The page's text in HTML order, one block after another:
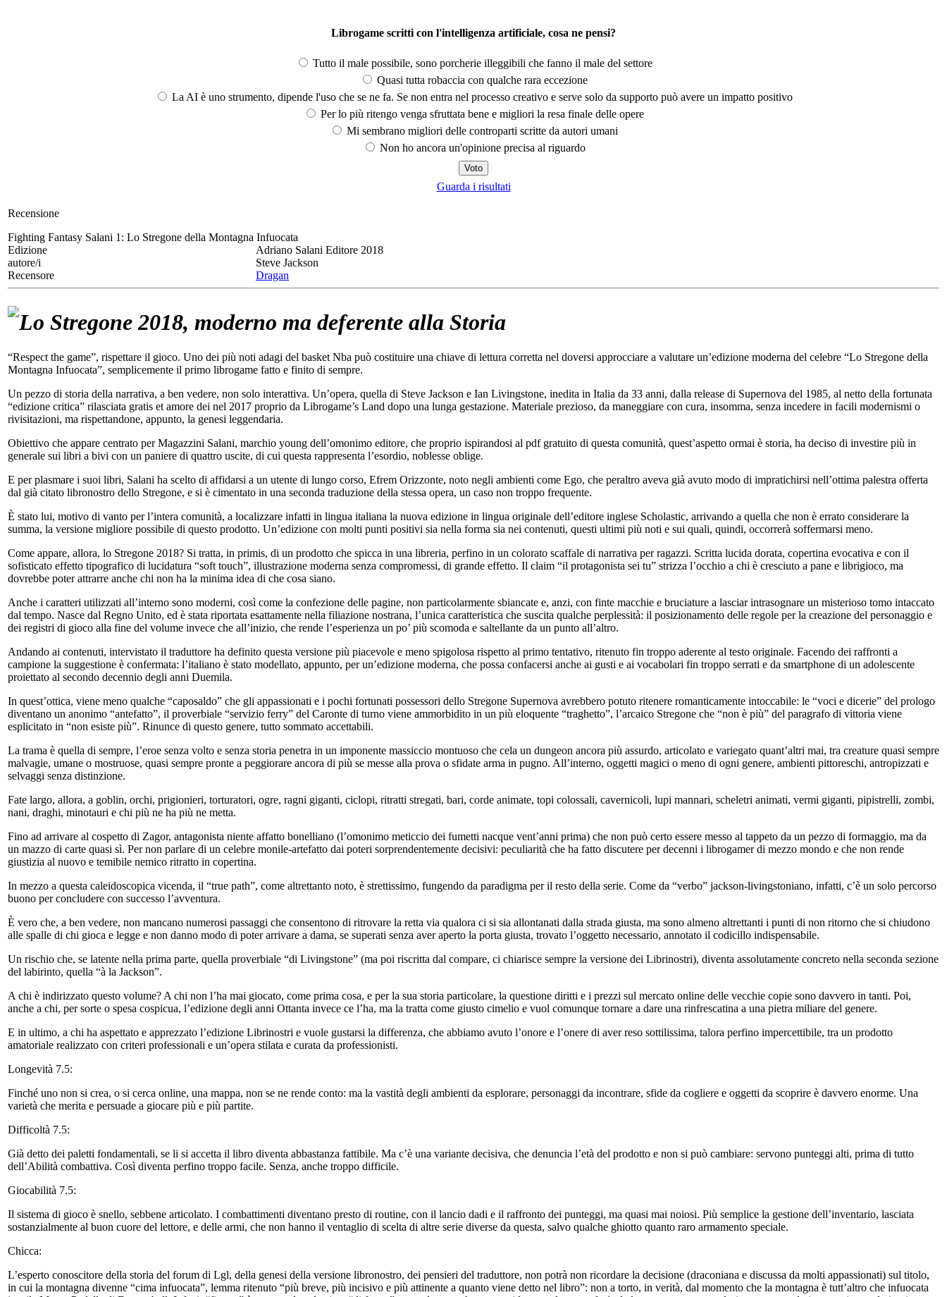
Librogame scritti con l'intelligenza artificiale, cosa ne pensi?
Tutto il male possibile, sono porcherie illeggibili che fanno il male del settore
Quasi tutta robaccia con qualche rara eccezione
La AI è uno strumento, dipende l'uso che se ne fa. Se non entra nel processo creativo e serve solo da supporto può avere un impatto positivo
Per lo più ritengo venga sfruttata bene e migliori la resa finale delle opere
Mi sembrano migliori delle controparti scritte da autori umani
Non ho ancora un'opinione precisa al riguardo
Guarda i risultati
Recensione
Fighting Fantasy Salani 1: Lo Stregone della Montagna Infuocata
Edizione
Adriano Salani Editore 2018
autore/i
Steve Jackson
Recensore
Dragan
Lo Stregone 2018, moderno ma deferente alla Storia
“Respect the game”, rispettare il gioco. Uno dei più noti adagi del basket Nba può costituire una chiave di lettura corretta nel doversi approcciare a valutare un’edizione moderna del celebre “Lo Stregone della
Montagna Infuocata”, semplicemente il primo librogame fatto e finito di sempre.
Un pezzo di storia della narrativa, a ben vedere, non solo interattiva. Un’opera, quella di Steve Jackson e Ian Livingstone, inedita in Italia da 33 anni, dalla release di Supernova del 1985, al netto della fortunata
“edizione critica” rilasciata gratis et amore dei nel 2017 proprio da Librogame’s Land dopo una lunga gestazione. Materiale prezioso, da maneggiare con cura, insomma, senza incedere in facili modernismi o
rivisitazioni, ma rispettandone, appunto, la genesi leggendaria.
Obiettivo che appare centrato per Magazzini Salani, marchio young dell’omonimo editore, che proprio ispirandosi al pdf gratuito di questa comunità, quest’aspetto ormai è storia, ha deciso di investire più in
generale sui libri a bivi con un paniere di quattro uscite, di cui questa rappresenta l’esordio, noblesse oblige.
E per plasmare i suoi libri, Salani ha scelto di affidarsi a un utente di lungo corso, Efrem Orizzonte, noto negli ambienti come Ego, che peraltro aveva già avuto modo di impratichirsi nell’ottima palestra offerta
dal già citato libronostro dello Stregone, e si è cimentato in una seconda traduzione della stessa opera, un caso non troppo frequente.
È stato lui, motivo di vanto per l’intera comunità, a localizzare infatti in lingua italiana la nuova edizione in lingua originale dell’editore inglese Scholastic, arrivando a quella che non è errato considerare la
summa, la versione migliore possibile di questo prodotto. Un’edizione con molti punti positivi sia nella forma sia nei contenuti, questi ultimi più noti e sui quali, quindi, occorrerà soffermarsi meno.
Come appare, allora, lo Stregone 2018? Si tratta, in primis, di un prodotto che spicca in una libreria, perfino in un colorato scaffale di narrativa per ragazzi. Scritta lucida dorata, copertina evocativa e con il
sofisticato effetto tipografico di lucidatura “soft touch”, illustrazione moderna senza compromessi, di grande effetto. Il claim “il protagonista sei tu” strizza l’occhio a chi è cresciuto a pane e librigioco, ma
dovrebbe poter attrarre anche chi non ha la minima idea di che cosa siano.
Anche i caratteri utilizzati all’interno sono moderni, così come la confezione delle pagine, non particolarmente sbiancate e, anzi, con finte macchie e bruciature a lasciar intrasognare un misterioso tomo intaccato
dal tempo. Nasce dal Regno Unito, ed è stata riportata esattamente nella filiazione nostrana, l’unica caratteristica che suscita qualche perplessità: il posizionamento delle regole per la creazione del personaggio e
dei registri di gioco alla fine del volume invece che all’inizio, che rende l’esperienza un po’ più scomoda e saltellante da un punto all’altro.
Andando ai contenuti, intervistato il traduttore ha definito questa versione più piacevole e meno spigolosa rispetto al primo tentativo, ritenuto fin troppo aderente al testo originale. Facendo dei raffronti a
campione la suggestione è confermata: l’italiano è stato modellato, appunto, per un’edizione moderna, che possa confacersi anche ai gusti e ai vocabolari fin troppo serrati e da smartphone di un adolescente
proiettato al secondo decennio degli anni Duemila.
In quest’ottica, viene meno qualche “caposaldo” che gli appassionati e i pochi fortunati possessori dello Stregone Supernova avrebbero potuto ritenere romanticamente intoccabile: le “voci e dicerie” del prologo
diventano un anonimo “antefatto”, il proverbiale “servizio ferry” del Caronte di turno viene ammorbidito in un più eloquente “traghetto”, l’arcaico Stregone che “non è più” del paragrafo di vittoria viene
esplicitato in “non esiste più”. Rinunce di questo genere, tutto sommato accettabili.
La trama è quella di sempre, l’eroe senza volto e senza storia penetra in un imponente massiccio montuoso che cela un dungeon ancora più assurdo, articolato e variegato quant’altri mai, tra creature quasi sempre
malvagie, umane o mostruose, quasi sempre pronte a peggiorare ancora di più se messe alla prova o sfidate arma in pugno. All’interno, oggetti magici o meno di ogni genere, ambienti pittoreschi, antropizzati e
selvaggi senza distinzione.
Fate largo, allora, a goblin, orchi, prigionieri, torturatori, ogre, ragni giganti, ciclopi, ritratti stregati, bari, corde animate, topi colossali, cavernicoli, lupi mannari, scheletri animati, vermi giganti, pipistrelli, zombi,
nani, draghi, minotauri e chi più ne ha più ne metta.
Fino ad arrivare al cospetto di Zagor, antagonista niente affatto bonelliano (l’omonimo meticcio dei fumetti nacque vent’anni prima) che non può certo essere messo al tappeto da un pezzo di formaggio, ma da
un mazzo di carte quasi sì. Per non parlare di un celebre monile-artefatto dai poteri sorprendentemente decisivi: peculiarità che ha fatto discutere per decenni i librogamer di mezzo mondo e che non rende
giustizia al nuovo e temibile nemico ritratto in copertina.
In mezzo a questa caleidoscopica vicenda, il “true path”, come altrettanto noto, è strettissimo, fungendo da paradigma per il resto della serie. Come da “verbo” jackson-livingstoniano, infatti, c’è un solo percorso
buono per concludere con successo l’avventura.
È vero che, a ben vedere, non mancano numerosi passaggi che consentono di ritrovare la retta via qualora ci si sia allontanati dalla strada giusta, ma sono almeno altrettanti i punti di non ritorno che si chiudono
alle spalle di chi gioca e legge e non danno modo di poter arrivare a dama, se superati senza aver aperto la porta giusta, trovato l’oggetto necessario, annotato il codicillo indispensabile.
Un rischio che, se latente nella prima parte, quella proverbiale “di Livingstone” (ma poi riscritta dal compare, ci chiarisce sempre la versione dei Librinostri), diventa assolutamente concreto nella seconda sezione
del labirinto, quella “à la Jackson”.
A chi è indirizzato questo volume? A chi non l’ha mai giocato, come prima cosa, e per la sua storia particolare, la questione diritti e i prezzi sul mercato online delle vecchie copie sono davvero in tanti. Poi,
anche a chi, per sorte o spesa cospicua, l’edizione degli anni Ottanta invece ce l’ha, ma la tratta come giusto cimelio e vuol comunque tornare a dare una rinfrescatina a una pietra miliare del genere.
E in ultimo, a chi ha aspettato e apprezzato l’edizione Librinostri e vuole gustarsi la differenza, che abbiamo avuto l’onore e l’onere di aver reso sottilissima, talora perfino impercettibile, tra un prodotto
amatoriale realizzato con criteri professionali e un’opera stilata e curata da professionisti.
Longevità 7.5:
Finché uno non si crea, o si cerca online, una mappa, non se ne rende conto: ma la vastità degli ambienti da esplorare, personaggi da incontrare, sfide da cogliere e oggetti da scoprire è davvero enorme. Una
varietà che merita e persuade a giocare più e più partite.
Difficoltà 7.5:
Già detto dei paletti fondamentali, se li si accetta il libro diventa abbastanza fattibile. Ma c’è una variante decisiva, che denuncia l’età del prodotto e non si può cambiare: servono punteggi alti, prima di tutto
dell’Abilità combattiva. Così diventa perfino troppo facile. Senza, anche troppo difficile.
Giocabilità 7.5:
Il sistema di gioco è snello, sebbene articolato. I combattimenti diventano presto di routine, con il lancio dadi e il raffronto dei punteggi, ma quasi mai noiosi. Più semplice la gestione dell’inventario, lasciata
sostanzialmente al buon cuore del lettore, e delle armi, che non hanno il ventaglio di scelta di altre serie diverse da questa, salvo qualche ghiotto quanto raro armamento speciale.
Chicca:
L’esperto conoscitore della storia del forum di Lgl, della genesi della versione libronostro, dei pensieri del traduttore, non potrà non ricordare la decisione (draconiana e discussa da molti appassionati) sul titolo,
in cui la montagna divenne “cima infuocata”, lemma ritenuto “più breve, più incisivo e più attinente a quanto viene detto nel libro”: non a torto, in verità, dal momento che la montagna è tutt’altro che infuocata